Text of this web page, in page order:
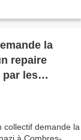
la
repaire
par les